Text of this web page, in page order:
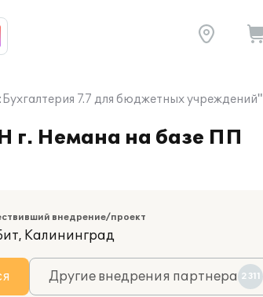
7.7 для бюджетных учреждений"
г. Немана на базе ПП
внедрение/проект
Калининград
Другие внедрения партнера 2311